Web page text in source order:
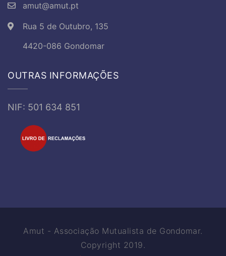
amut@amut.pt
Rua 5 de Outubro, 135
4420-086 Gondomar
OUTRAS INFORMAÇÕES
NIF: 501 634 851
Amut - Associação Mutualista de Gondomar.
Copyright 2019.